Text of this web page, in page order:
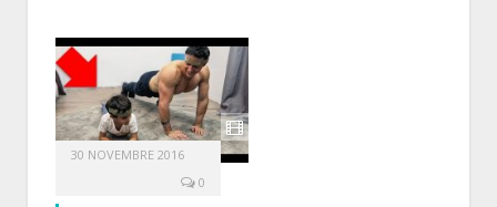
30 NOVEMBRE 2016
0